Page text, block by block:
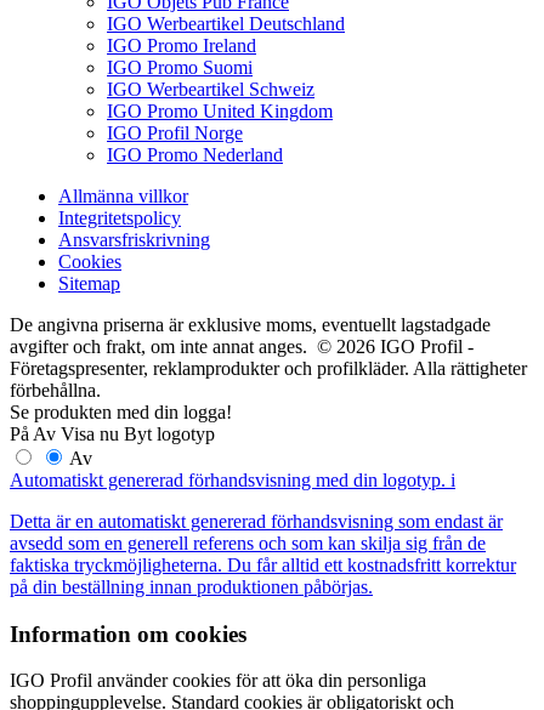
IGO Werbeartikel Deutschland
IGO Promo Ireland
IGO Promo Suomi
IGO Werbeartikel Schweiz
IGO Promo United Kingdom
IGO Profil Norge
IGO Promo Nederland
Allmänna villkor
Integritetspolicy
Ansvarsfriskrivning
Cookies
Sitemap
De angivna priserna är exklusive moms, eventuellt lagstadgade
avgifter och frakt, om inte annat anges. © 2026 IGO Profil -
Företagspresenter, reklamprodukter och profilkläder. Alla rättigheter
förbehållna.
Se produkten med din logga!
På Av Visa nu Byt logotyp
Av
Automatiskt genererad förhandsvisning med din logotyp. i
Detta är en automatiskt genererad förhandsvisning som endast är
avsedd som en generell referens och som kan skilja sig från de
faktiska tryckmöjligheterna. Du får alltid ett kostnadsfritt korrektur
på din beställning innan produktionen påbörjas.
Information om cookies
IGO Profil använder cookies för att öka din personliga
shoppingupplevelse. Standard cookies är obligatoriskt och